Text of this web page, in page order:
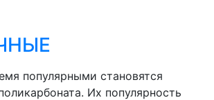
популярными становятся
Их популярность